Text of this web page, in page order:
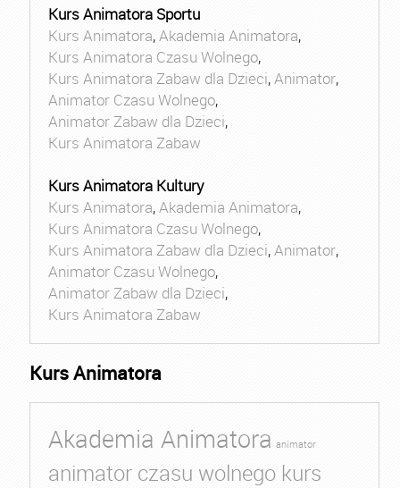
Kurs Animatora Sportu
Kurs Animatora,Akademia Animatora,
Kurs Animatora Czasu Wolnego,
Kurs Animatora Zabaw dla Dzieci,Animator,
Animator Czasu Wolnego,
Animator Zabaw dla Dzieci,
Kurs Animatora Zabaw
Kurs Animatora Kultury
Kurs Animatora,Akademia Animatora,
Kurs Animatora Czasu Wolnego,
Kurs Animatora Zabaw dla Dzieci,Animator,
Animator Czasu Wolnego,
Animator Zabaw dla Dzieci,
Kurs Animatora Zabaw
Kurs Animatora
Akademia Animatora animator
animator czasu wolnego kurs